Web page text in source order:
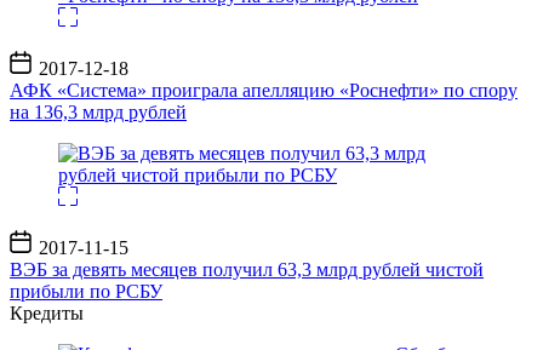
Дата
записи
2017-12-18
АФК «Система» проиграла апелляцию «Роснефти» по спору
на 136,3 млрд рублей
Дата
записи
2017-11-15
ВЭБ за девять месяцев получил 63,3 млрд рублей чистой
прибыли по РСБУ
Кредиты